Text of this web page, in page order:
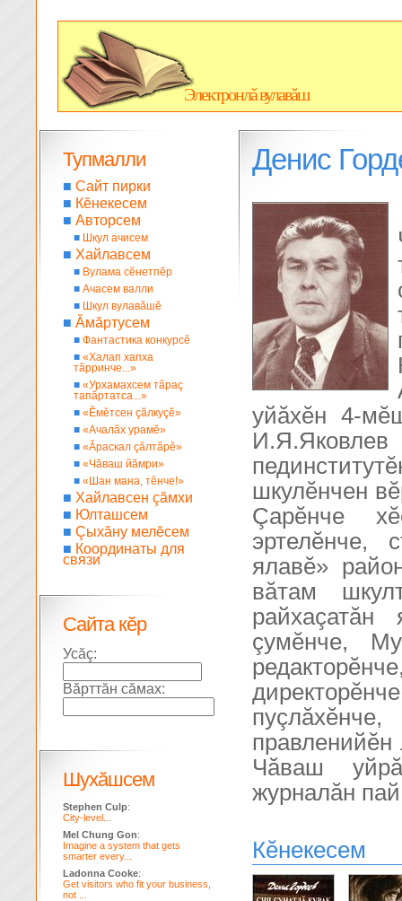
Электронлă вулавăш
Денис
уйăхĕн 4-
шкулĕнчен
Çарĕнче
эртелĕнче,
ялавĕ»
вăтам
райхаçатăн
çумĕнче,
Чăваш
журналăн
Кĕнекесем
Тупмалли
■ Сайт пирки
■ Кĕнекесем
■ Авторсем
■ Шкул ачисем
■ Хайлавсем
■ Вулама сĕнетпĕр
■ Ачасем валли
■ Шкул вулавăшĕ
■ Ăмăртусем
■ Фантастика конкурсĕ
■ «Халап хапха
тăрринче...»
■ «Урхамахсем тăраç
тапăртатса...»
■ «Ĕмĕтсен çăлкуçĕ»
■ «Ачалăх урамĕ»
■ «Ăраскал çăлтăрĕ»
■ «Чăваш йăмри»
■ «Шан мана, тĕнче!»
■ Хайлавсен çăмхи
■ Юлташсем
■ Çыхăну мелĕсем
■ Координаты для
связи
Сайта кĕр
Усăç:
Вăрттăн сăмах:
Шухăшсем
Stephen Culp:
City-level...
Mel Chung Gon:
Imagine a system that gets
smarter every...
Ladonna Cooke:
Get visitors who fit your business,
not ...